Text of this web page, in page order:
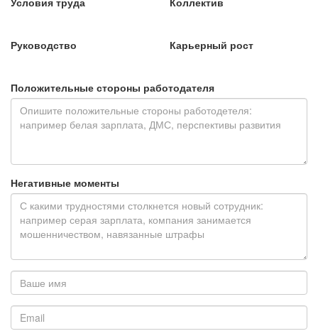
Руководство Карьерный рост
Положительные стороны работодателя
Негативные моменты